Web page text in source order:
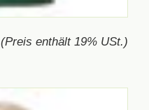
(Preis enthält 19% USt.)